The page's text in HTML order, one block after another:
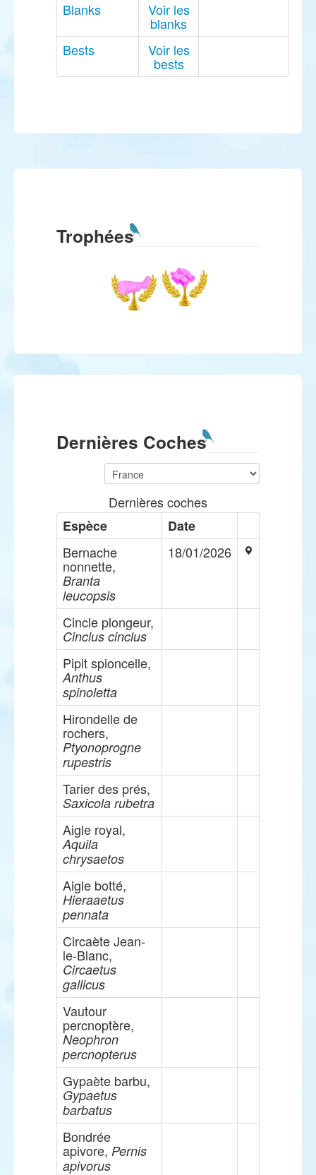
Blanks Voir les
blanks
Bests
Voir les
bests
Trophées
Dernières Coches
Dernières coches
Espèce
Date
Bernache
nonnette,
Branta
leucopsis
18/01/2026
Cincle plongeur,
Cinclus cinclus
Pipit spioncelle,
Anthus
spinoletta
Hirondelle de
rochers,
Ptyonoprogne
rupestris
Tarier des prés,
Saxicola rubetra
Aigle royal,
Aquila
chrysaetos
Aigle botté,
Hieraaetus
pennata
Circaète Jean-
le-Blanc,
Circaetus
gallicus
Vautour
percnoptère,
Neophron
percnopterus
Gypaète barbu,
Gypaetus
barbatus
Bondrée
apivore, Pernis
apivorus